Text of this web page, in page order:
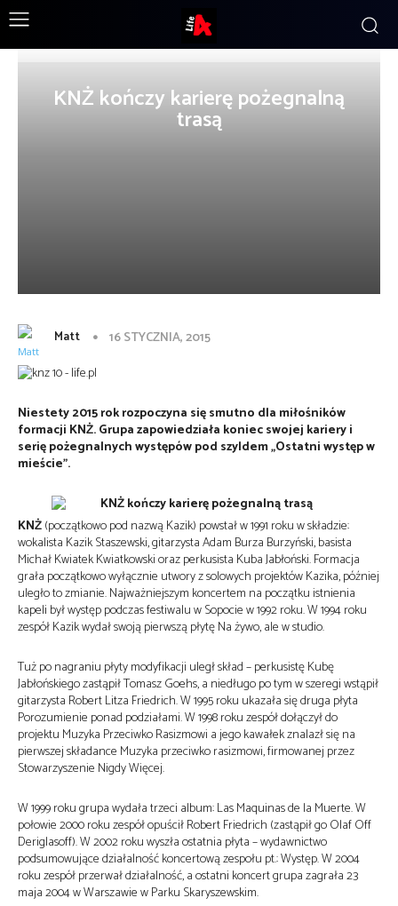
KNŻ kończy karierę pożegnalną
trasą
Matt 16 STYCZNIA, 2015
Niestety 2015 rok rozpoczyna się smutno dla miłośników
formacji KNŻ. Grupa zapowiedziała koniec swojej kariery i
serię pożegnalnych występów pod szyldem „Ostatni występ w
mieście”.
KNŻ(początkowo pod nazwą Kazik) powstał w 1991 roku w składzie:
wokalista Kazik Staszewski, gitarzysta Adam Burza Burzyński, basista
Michał Kwiatek Kwiatkowski oraz perkusista Kuba Jabłoński. Formacja
grała początkowo wyłącznie utwory z solowych projektów Kazika, później
uległo to zmianie. Najważniejszym koncertem na początku istnienia
kapeli był występ podczas festiwalu w Sopocie w 1992 roku. W 1994 roku
zespół Kazik wydał swoją pierwszą płytę Na żywo, ale w studio.
Tuż po nagraniu płyty modyfikacji uległ skład – perkusistę Kubę
Jabłońskiego zastąpił Tomasz Goehs, a niedługo po tym w szeregi wstąpił
gitarzysta Robert Litza Friedrich. W 1995 roku ukazała się druga płyta
Porozumienie ponad podziałami. W 1998 roku zespół dołączył do
projektu Muzyka Przeciwko Rasizmowi a jego kawałek znalazł się na
pierwszej składance Muzyka przeciwko rasizmowi, firmowanej przez
Stowarzyszenie Nigdy Więcej.
W 1999 roku grupa wydała trzeci album: Las Maquinas de la Muerte. W
połowie 2000 roku zespół opuścił Robert Friedrich (zastąpił go Olaf Off
Deriglasoff). W 2002 roku wyszła ostatnia płyta – wydawnictwo
podsumowujące działalność koncertową zespołu pt.: Występ. W 2004
roku zespół przerwał działalność, a ostatni koncert grupa zagrała 23
maja 2004 w Warszawie w Parku Skaryszewskim.